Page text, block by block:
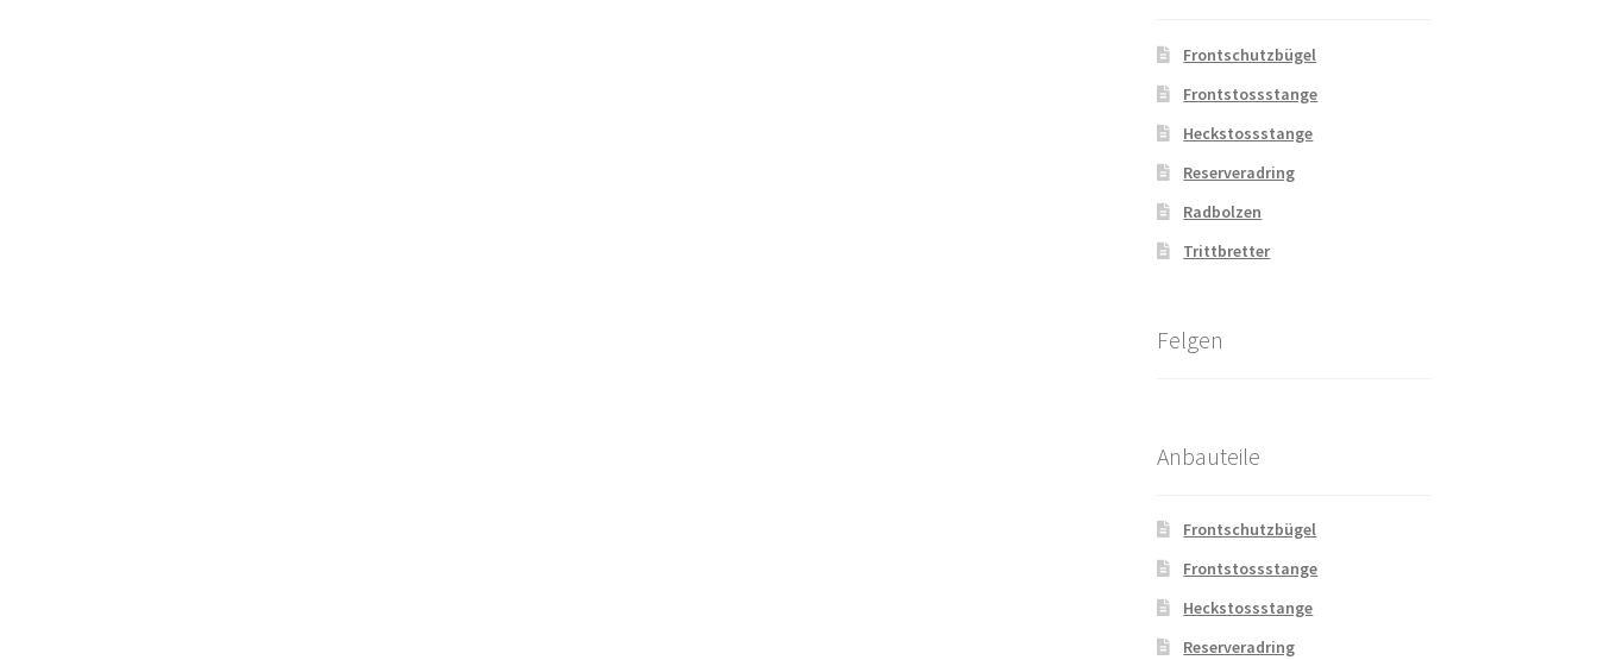
Frontschutzbügel
Frontstossstange
Heckstossstange
Reserveradring
Radbolzen
Trittbretter
Felgen
Anbauteile
Frontschutzbügel
Frontstossstange
Heckstossstange
Reserveradring